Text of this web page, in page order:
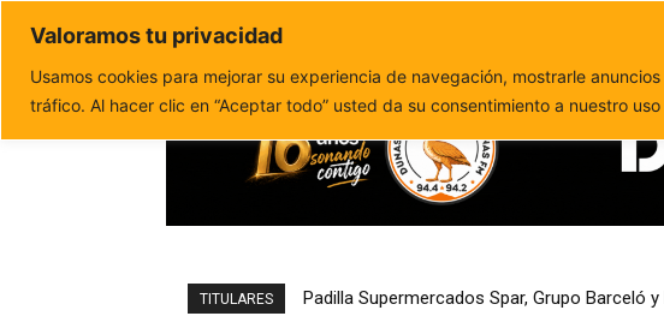
Valoramos tu privacidad
Usamos cookies para mejorar su experiencia de navegación, mostrarle
tráfico. Al hacer clic en “Aceptar todo” usted da su consentimiento a nuestro
Política de privacidad
TITULARES Padilla Supermercados Spar, Grupo Barceló
Pájara reduce un 21,4% el desempleo